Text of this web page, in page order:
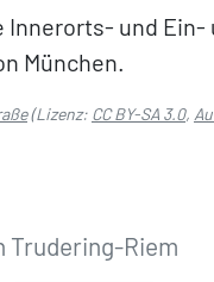
und
München.
(Lizenz: CC BY-SA 3.0,
Trudering-Riem